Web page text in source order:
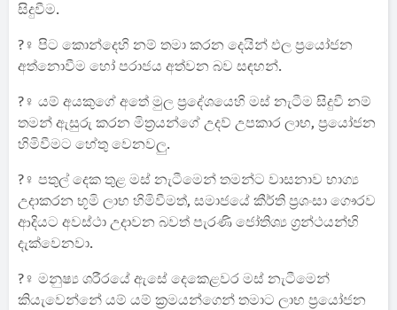
සිදුවීම.
?‍♀️ පිට කොන්දෙහි නම් තමා කරන දෙයින් ඵල ප්‍රයෝජන
අත්නොවීම හෝ පරාජය අත්වන බව සඳහන්.
?‍♀️ යම් අයකුගේ අතේ මුල ප්‍රදේශයෙහි මස්‌ නැටීම සිදුවී නම්
තමන් ඇසුරු කරන මිත්‍රයන්ගේ උදව් උපකාර ලාභ, ප්‍රයෝජන
හිමිවීමට හේතු වෙනවලු.
?‍♀️ පතුල් දෙක තුළ මස්‌ නැටීමෙන් තමන්ට වාසනාව භාග්‍ය
උදාකරන භූමි ලාභ හිමිවීමත්, සමාජයේ කීර්ති ප්‍රශංසා ගෞරව
ආදියට අවස්‌ථා උදාවන බවත් පැරණි ජෝතිශ්‍ය ග්‍රන්ථයන්හි
දැක්වෙනවා.
?‍♀️ මනුෂ්‍ය ශරීරයේ ඇසේ දෙකෙළවර මස්‌ නැටීමෙන්
කියැවෙන්නේ යම් යම් ක්‍රමයන්ගෙන් තමාට ලාභ ප්‍රයෝජන